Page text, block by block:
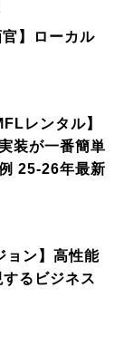
官】ローカル
レンタル】
装が一番簡単
25-26年最新
ョン】高性能
るビジネス